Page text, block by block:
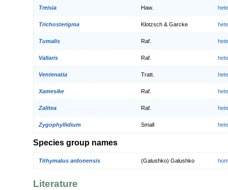
Treisia Haw.
Trichosterigma Klotzsch & Garcke
Tumalis Raf.
Vallaris Raf.
Ventenatia Tratt.
Xamesike Raf.
Zalitea Raf.
Zygophyllidium Small
Species group names
Tithymalus ardonensis (Galushko) Galushko
Literature